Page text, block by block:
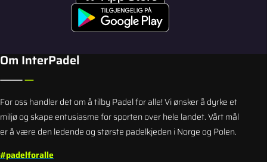
Om InterPadel
For oss handler det om å tilby Padel for alle! Vi ønsker å dyrke et
miljø og skape entusiasme for sporten over hele landet.Vårt mål
er å være den ledende og største padelkjeden i Norge og Polen.
#padelforalle